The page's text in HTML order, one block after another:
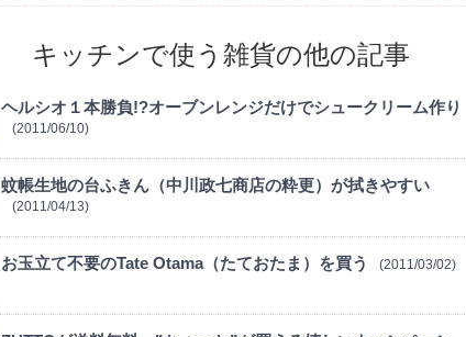
キッチンで使う雑貨の他の記事
ヘルシオ１本勝負!?オーブンレンジだけでシュークリーム作り
(2011/06/10)
蚊帳生地の台ふきん（中川政七商店の粋更）が拭きやすい
(2011/04/13)
お玉立て不要のTate Otama（たておたま）を買う (2011/03/02)